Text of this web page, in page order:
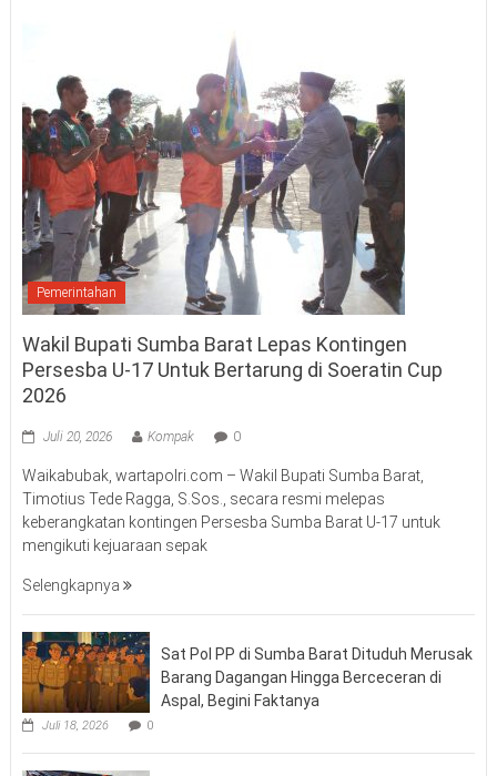
Pemerintahan
Wakil Bupati Sumba Barat Lepas Kontingen
Persesba U-17 Untuk Bertarung di Soeratin Cup
2026
Juli 20, 2026 Kompak 0
Waikabubak, wartapolri.com – Wakil Bupati Sumba Barat,
Timotius Tede Ragga, S.Sos., secara resmi melepas
keberangkatan kontingen Persesba Sumba Barat U-17 untuk
mengikuti kejuaraan sepak
Selengkapnya
Sat Pol PP di Sumba Barat Dituduh Merusak
Barang Dagangan Hingga Berceceran di
Aspal, Begini Faktanya
Juli 18, 2026 0